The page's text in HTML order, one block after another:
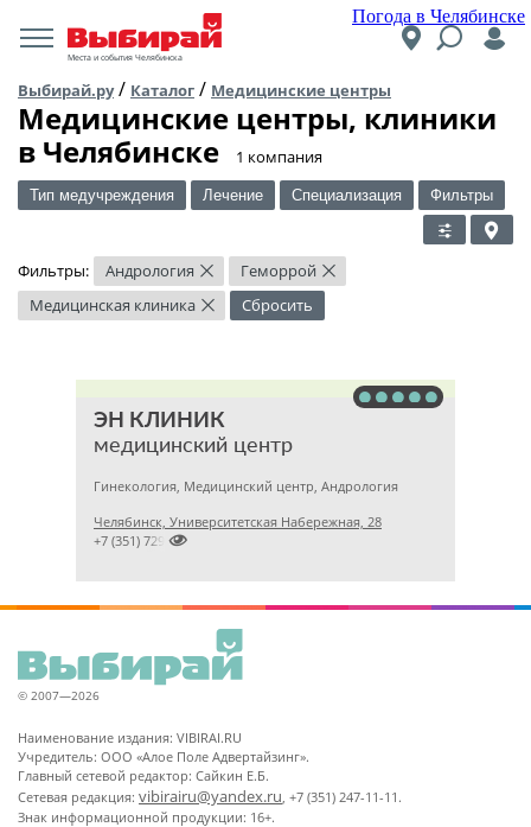
Погода в Челябинске
Места и события Челябинска
Выбирай.ру/ Каталог / Медицинские центры
Медицинские центры, клиники
в Челябинске
​1 компания
Тип медучреждения Лечение Специализация Фильтры
Фильтры: Андрология × Геморрой ×
Медицинская клиника × Сбросить
ЭН КЛИНИК
медицинский центр
Гинекология, Медицинский центр, Андрология
Челябинск, Университетская Набережная, 28

+7 (351) 7299500
© 2007—2026
Наименование издания: VIBIRAI.RU
Учредитель: ООО «Алое Поле Адвертайзинг».
Главный сетевой редактор: Сайкин Е.Б.
Сетевая редакция: vibirairu@yandex.ru, +7 (351) 247-11-11.
Знак информационной продукции: 16+.